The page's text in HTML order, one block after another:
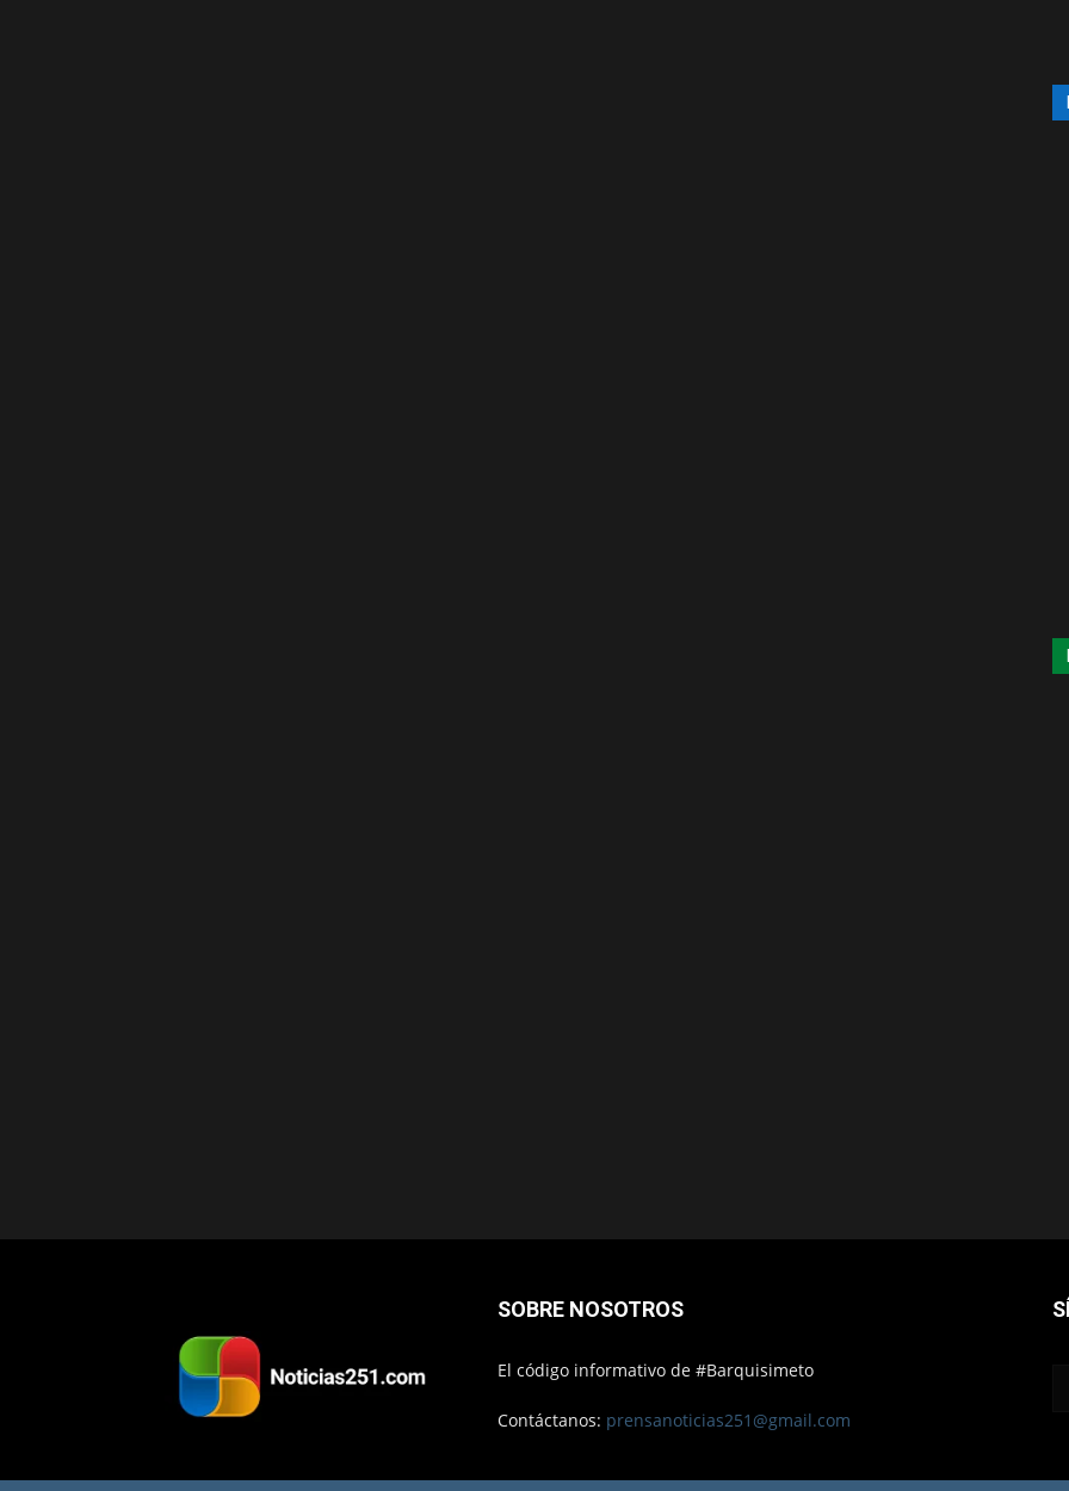
SOBRE NOSOTROS
El código informativo de #Barquisimeto
Contáctanos: prensanoticias251@gmail.com